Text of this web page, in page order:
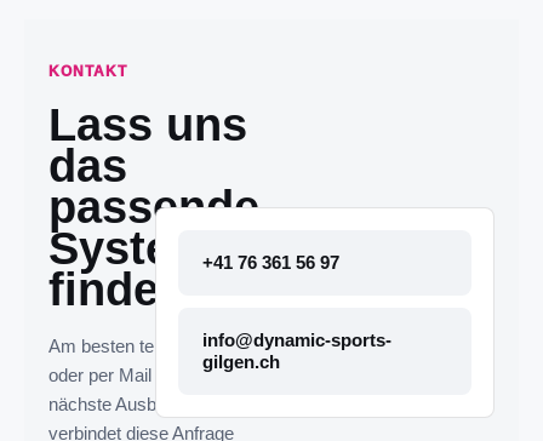
KONTAKT
Lass uns
das
passende
System
finden.
Am besten telefonisch
oder per Mail melden. Die
nächste Ausbaustufe
verbindet diese Anfrage
+41 76 361 56 97
info@dynamic-sports-
gilgen.ch